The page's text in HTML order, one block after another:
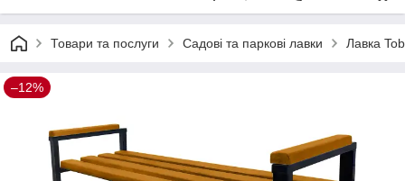
Товари та послуги Садові та паркові лавки Лавка
–12%